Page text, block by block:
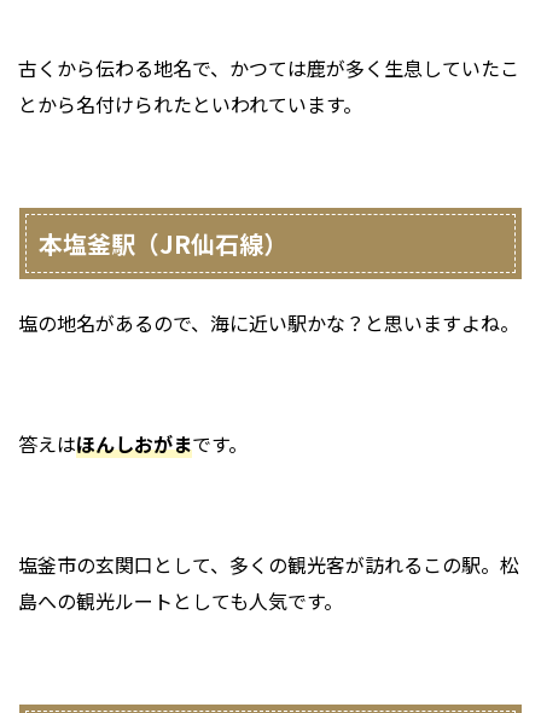
古くから伝わる地名で、かつては鹿が多く生息していたこ
とから名付けられたといわれています。
本塩釜駅（JR仙石線）
塩の地名があるので、海に近い駅かな？と思いますよね。
答えはほんしおがまです。
塩釜市の玄関口として、多くの観光客が訪れるこの駅。松
島への観光ルートとしても人気です。